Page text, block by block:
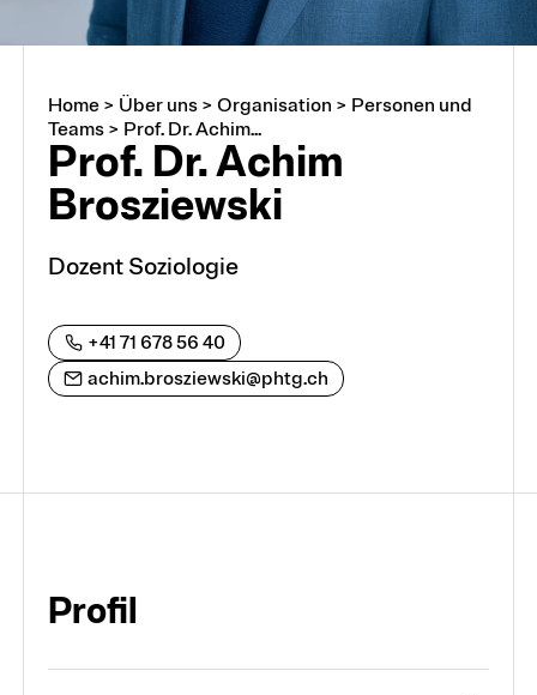
Über uns
Arbeiten an der PHTG
Offene Stellen
Partnerschaften und Kooperationen
Organisation
Home> Über uns> Organisation > Personen und
Teams> Prof. Dr. Achim...
Prof. Dr. Achim
Brosziewski
Dozent Soziologie
+41 71 678 56 40
achim.brosziewski@phtg.ch
Profil